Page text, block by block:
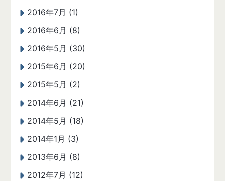
2016年7月 (1)
2016年6月 (8)
2016年5月 (30)
2015年6月 (20)
2015年5月 (2)
2014年6月 (21)
2014年5月 (18)
2014年1月 (3)
2013年6月 (8)
2012年7月 (12)